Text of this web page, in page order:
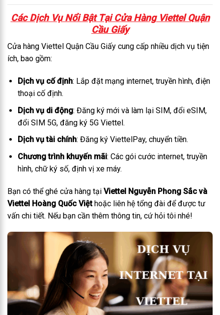
Các Dịch Vụ Nổi Bật Tại Cửa Hàng Viettel Quận
Cầu Giấy
Cửa hàng Viettel Quận Cầu Giấy cung cấp nhiều dịch vụ tiện
ích, bao gồm:
Dịch vụ cố định: Lắp đặt mạng internet, truyền hình, điện
thoại cố định.
Dịch vụ di động: Đăng ký mới và làm lại SIM, đổi eSIM,
đổi SIM 5G, đăng ký 5G Viettel.
Dịch vụ tài chính: Đăng ký ViettelPay, chuyển tiền.
Chương trình khuyến mãi: Các gói cước internet, truyền
hình, chữ ký số, định vị xe máy.
Bạn có thể ghé cửa hàng tại Viettel Nguyễn Phong Sắc và
Viettel Hoàng Quốc Việthoặc liên hệ tổng đài để được tư
vấn chi tiết. Nếu bạn cần thêm thông tin, cứ hỏi tôi nhé!